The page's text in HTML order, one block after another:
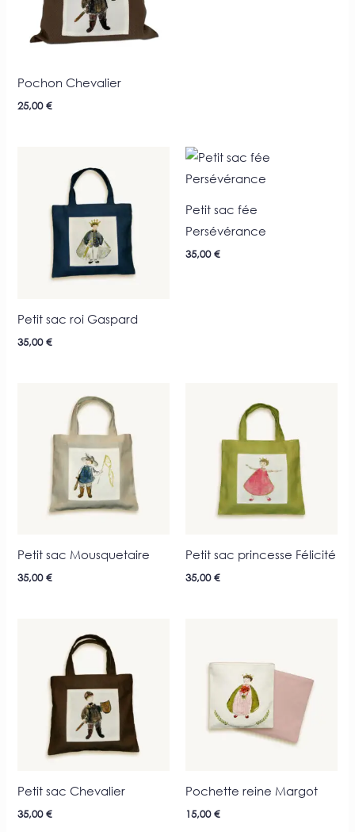
Pochon Chevalier
25,00€
Petit sac roi Gaspard
35,00€
Petit sac fée
Persévérance
35,00€
Petit sac Mousquetaire
35,00€
Petit sac princesse Félicité
35,00€
Petit sac Chevalier
35,00€
Pochette reine Margot
15,00€